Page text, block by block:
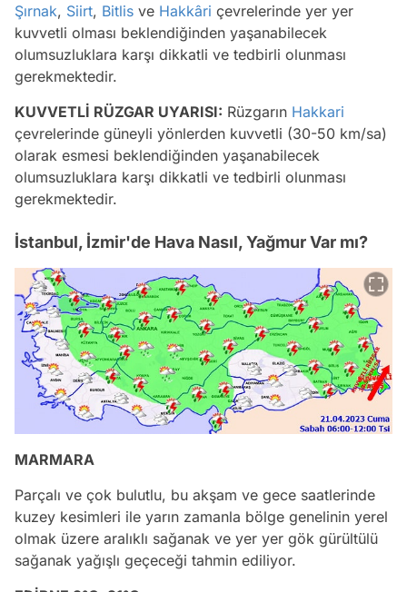
Şırnak, Siirt, Bitlis ve Hakkâri çevrelerinde yer yer
kuvvetli olması beklendiğinden yaşanabilecek
olumsuzluklara karşı dikkatli ve tedbirli olunması
gerekmektedir.
KUVVETLİ RÜZGAR UYARISI: Rüzgarın Hakkari
çevrelerinde güneyli yönlerden kuvvetli (30-50 km/sa)
olarak esmesi beklendiğinden yaşanabilecek
olumsuzluklara karşı dikkatli ve tedbirli olunması
gerekmektedir.
İstanbul, İzmir'de Hava Nasıl, Yağmur Var mı?
MARMARA
Parçalı ve çok bulutlu, bu akşam ve gece saatlerinde
kuzey kesimleri ile yarın zamanla bölge genelinin yerel
olmak üzere aralıklı sağanak ve yer yer gök gürültülü
sağanak yağışlı geçeceği tahmin ediliyor.